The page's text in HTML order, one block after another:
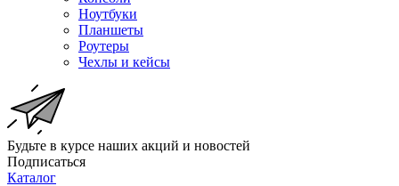
Ноутбуки
Планшеты
Роутеры
Чехлы и кейсы
Будьте в курсе наших акций и новостей
Подписаться
Каталог